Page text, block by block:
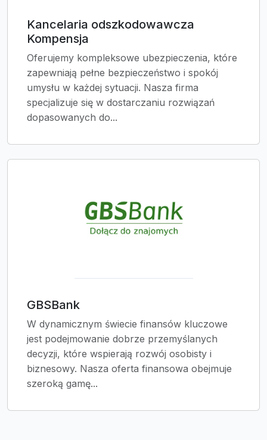
Kancelaria odszkodowawcza
Kompensja
Oferujemy kompleksowe ubezpieczenia, które
zapewniają pełne bezpieczeństwo i spokój
umysłu w każdej sytuacji. Nasza firma
specjalizuje się w dostarczaniu rozwiązań
dopasowanych do...
GBSBank
W dynamicznym świecie finansów kluczowe
jest podejmowanie dobrze przemyślanych
decyzji, które wspierają rozwój osobisty i
biznesowy. Nasza oferta finansowa obejmuje
szeroką gamę...